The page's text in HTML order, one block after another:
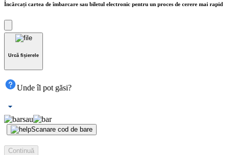
Încărcați cartea de îmbarcare sau biletul electronic pentru un proces de cerere mai rapid
Urcă fișierele
Unde îl pot găsi?
sau
Scanare cod de bare
Continuă